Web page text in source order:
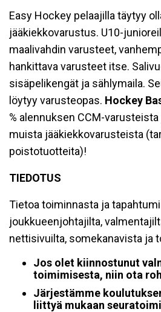
Easy Hockey pelaajilla täytyy
jääkiekkovarustus. U10-
maalivahdin varusteet,
hankittava varusteet itse.
sisäpelikengät ja sählymaila.
löytyy varusteopas. Hockey
% alennuksen CCM-
muista jääkiekkovarusteista
poistotuotteita)!
TIEDOTUS
Tietoa toiminnasta ja
joukkueenjohtajilta,
nettisivuilta, somekanavista ja
Jos olet kiinnostunut
toimimisesta, niin ota
Järjestämme
liittyä mukaan